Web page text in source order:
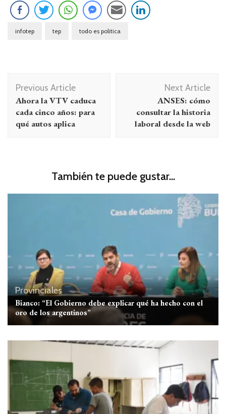
infotep tep todo es politica
Navegación
de
entradas
Previous Article
Ahora la VTV caduca
cada cinco años: para
qué autos aplica
Next Article
ANSES: cómo
consultar la historia
laboral desde la web
También te puede gustar...
Provinciales
Bianco: “El Gobierno debe explicar qué ha hecho con el
oro de los argentinos”